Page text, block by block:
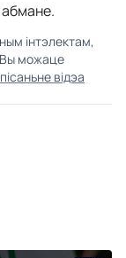
абмане.
інтэлектам,
Вы можаце
відэа